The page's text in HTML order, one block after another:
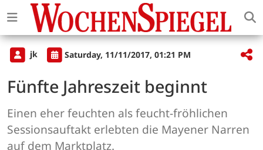
jk Saturday, 11/11/2017, 01:21 PM
Fünfte Jahreszeit beginnt
Einen eher feuchten als feucht-fröhlichen
Sessionsauftakt erlebten die Mayener Narren
auf dem Marktplatz.